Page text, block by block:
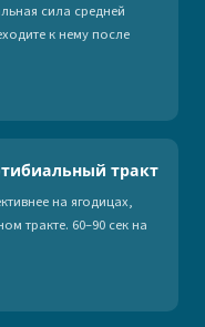
сила средней
к нему после
тракт
на ягодицах,
тракте. 60–90 сек на